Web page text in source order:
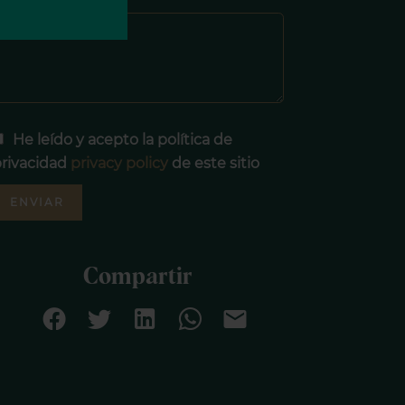
He leído y acepto la política de
privacy policy de este sitio
ENVIAR
Compartir